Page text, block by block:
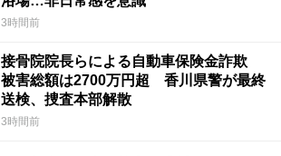
3時間前
接骨院院長らによる自動車保険金詐欺
被害総額は2700万円超 香川県警が最終
送検、捜査本部解散
3時間前